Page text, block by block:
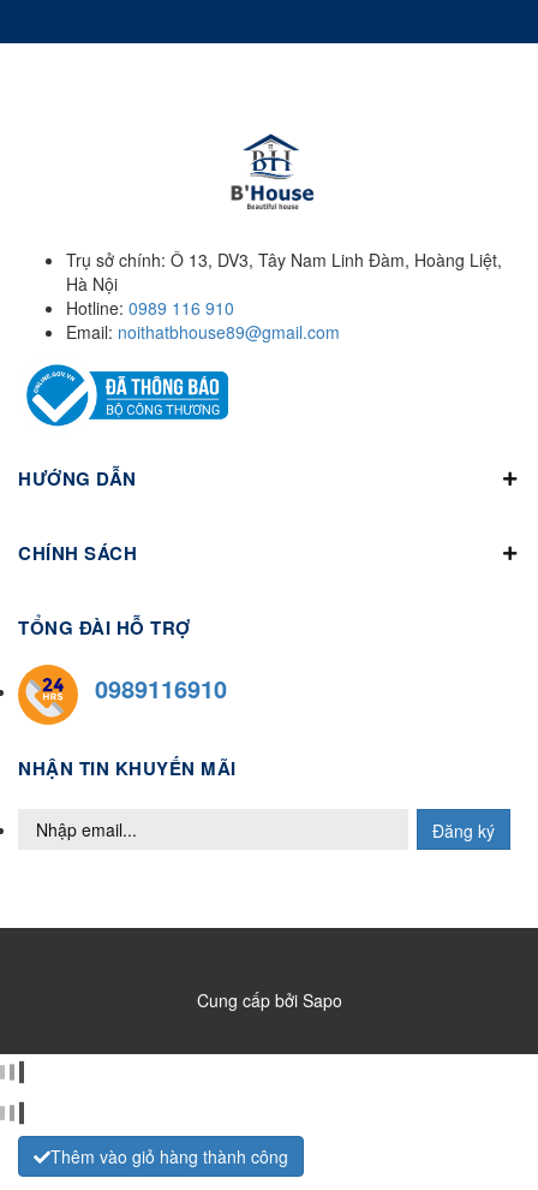
Trụ sở chính: Ô 13, DV3, Tây Nam Linh Đàm, Hoàng Liệt,
Hà Nội
Hotline: 0989 116 910
Email: noithatbhouse89@gmail.com
HƯỚNG DẪN
CHÍNH SÁCH
TỔNG ĐÀI HỖ TRỢ
0989116910
NHẬN TIN KHUYẾN MÃI
Đăng ký
Cung cấp bởi Sapo
Thêm vào giỏ hàng thành công